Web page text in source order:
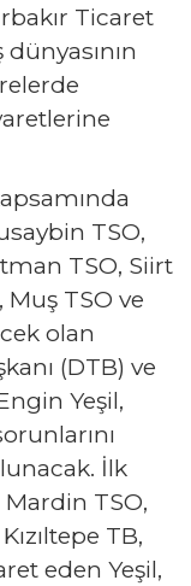
Ticaret
dünyasının
TSO,
TSO, Siirt
TSO ve
olan
(DTB) ve
Yeşil,
İlk
Mardin TSO,
TB,
eden Yeşil,